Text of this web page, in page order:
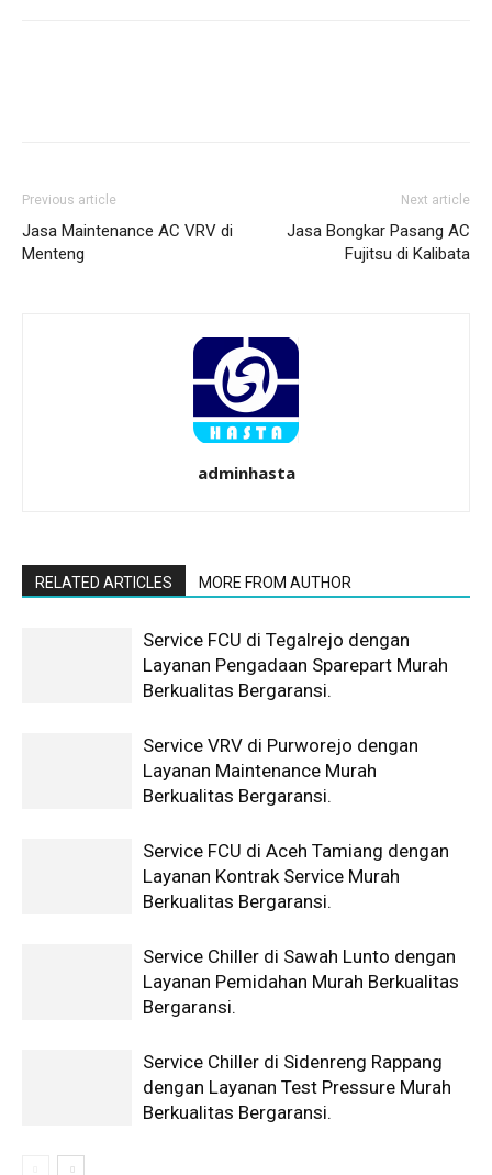
Previous article
Jasa Maintenance AC VRV di
Menteng
Next article
Jasa Bongkar Pasang AC
Fujitsu di Kalibata
adminhasta
RELATED ARTICLES MORE FROM AUTHOR
Service FCU di Tegalrejo dengan
Layanan Pengadaan Sparepart Murah
Berkualitas Bergaransi.
Service VRV di Purworejo dengan
Layanan Maintenance Murah
Berkualitas Bergaransi.
Service FCU di Aceh Tamiang dengan
Layanan Kontrak Service Murah
Berkualitas Bergaransi.
Service Chiller di Sawah Lunto dengan
Layanan Pemidahan Murah Berkualitas
Bergaransi.
Service Chiller di Sidenreng Rappang
dengan Layanan Test Pressure Murah
Berkualitas Bergaransi.